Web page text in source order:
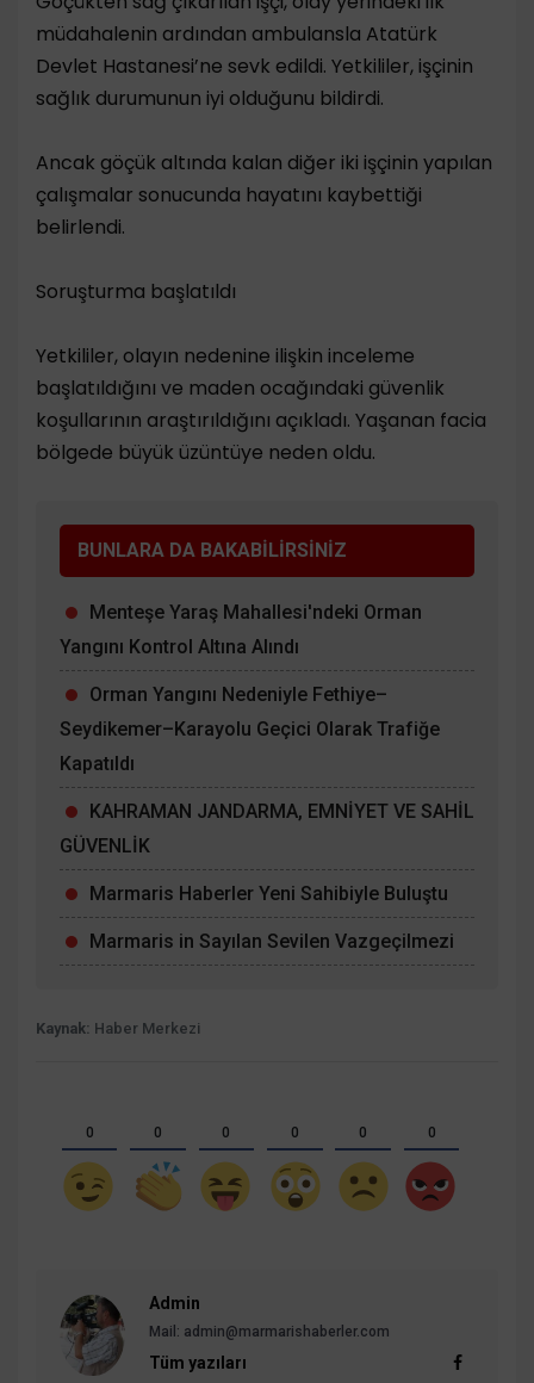
müdahalenin ardından ambulansla Atatürk
Devlet Hastanesi’ne sevk edildi. Yetkililer, işçinin
sağlık durumunun iyi olduğunu bildirdi.
Ancak göçük altında kalan diğer iki işçinin yapılan
çalışmalar sonucunda hayatını kaybettiği
belirlendi.
Soruşturma başlatıldı
Yetkililer, olayın nedenine ilişkin inceleme
başlatıldığını ve maden ocağındaki güvenlik
koşullarının araştırıldığını açıkladı. Yaşanan facia
bölgede büyük üzüntüye neden oldu.
BUNLARA DA BAKABİLİRSİNİZ
Menteşe Yaraş Mahallesi'ndeki Orman
Yangını Kontrol Altına Alındı
Orman Yangını Nedeniyle Fethiye–
Seydikemer–Karayolu Geçici Olarak Trafiğe
Kapatıldı
KAHRAMAN JANDARMA, EMNİYET VE SAHİL
GÜVENLİK
Marmaris Haberler Yeni Sahibiyle Buluştu
Marmaris in Sayılan Sevilen Vazgeçilmezi
Kaynak: Haber Merkezi
0 0 0 0 0 0
Admin
Mail: admin@marmarishaberler.com
Tüm yazıları